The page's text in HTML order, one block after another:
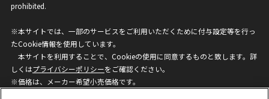
prohibited.
※本サイトでは、一部のサービスをご利用いただくために付与設定等を行っ
たCookie情報を使用しています。
本サイトを利用することで、Cookieの使用に同意するものと致します。詳
しくはプライバシーポリシーをご確認ください。
※価格は、メーカー希望小売価格です。